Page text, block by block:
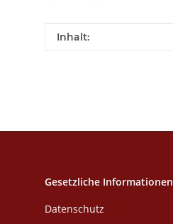
Produkteigenschaft
Wert
Inhalt:
Gesetzliche Informationen
Datenschutz